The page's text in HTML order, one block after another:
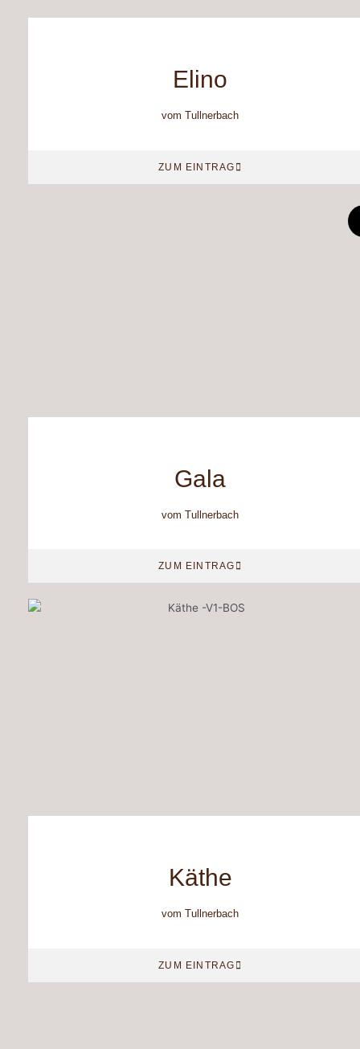
Elino
vom Tullnerbach
ZUM EINTRAG
Gala
vom Tullnerbach
ZUM EINTRAG
Käthe
vom Tullnerbach
ZUM EINTRAG